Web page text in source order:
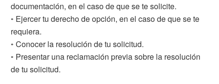
documentación, en el caso de que se te solicite.
◦ Ejercer tu derecho de opción, en el caso de que se te
requiera.
◦ Conocer la resolución de tu solicitud.
◦ Presentar una reclamación previa sobre la resolución
de tu solicitud.